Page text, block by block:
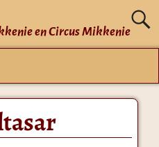
en Circus Mikkenie